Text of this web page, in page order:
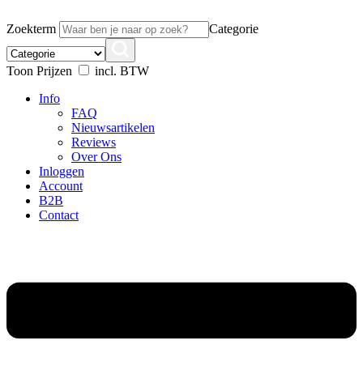
Zoekterm Categorie
Toon Prijzen
incl. BTW
Info
FAQ
Nieuwsartikelen
Reviews
Over Ons
Inloggen
Account
B2B
Contact